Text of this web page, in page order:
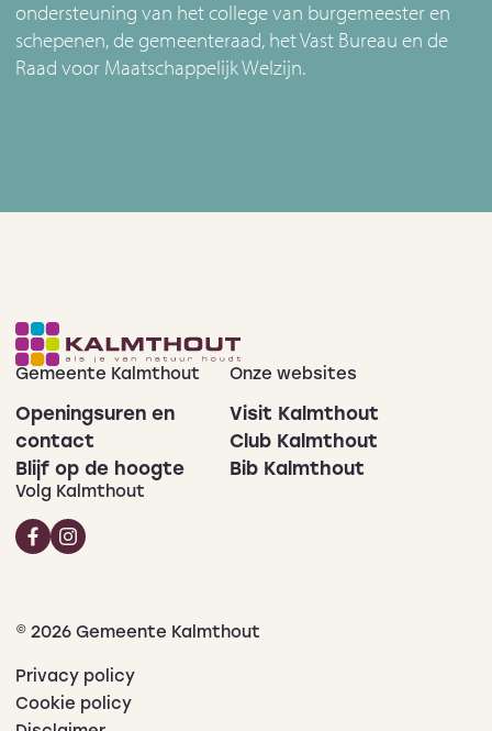
ondersteuning van het college van burgemeester en
schepenen, de gemeenteraad, het Vast Bureau en de
Raad voor Maatschappelijk Welzijn.
Gemeente Kalmthout
Openingsuren en
contact
Blijf op de hoogte
Onze websites
Visit Kalmthout
Club Kalmthout
Bib Kalmthout
Volg Kalmthout
© 2026 Gemeente Kalmthout
Privacy policy
Cookie policy